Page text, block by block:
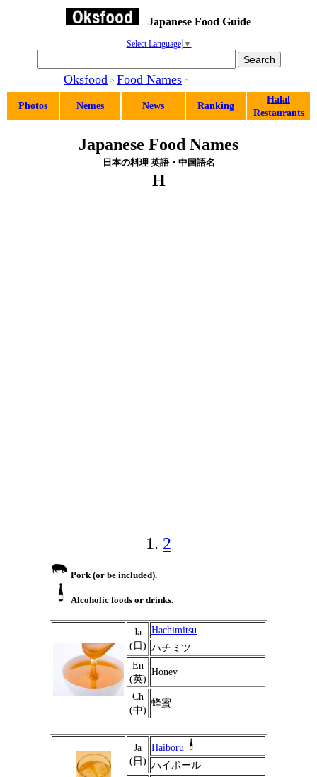
Japanese Food Guide
Select Language ▼
Oksfood > Food Names >
Photos Nemes News Ranking
Halal
Restaurants
Japanese Food Names
日本の料理 英語・中国語名
H
1. 2
Pork (or be included).
Alcoholic foods or drinks.
Ja
(日)
Hachimitsu
ハチミツ
En
(英)
Honey
Ch
(中)
蜂蜜
Ja
(日)
Haiboru
ハイボール